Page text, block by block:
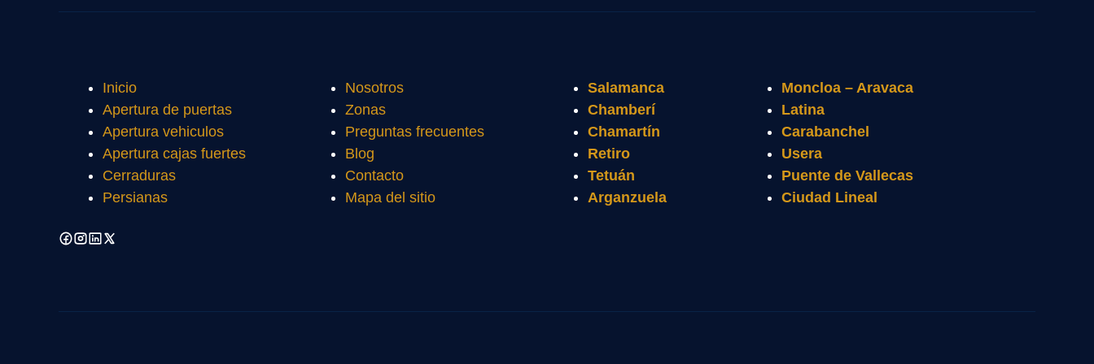
Inicio
Apertura de puertas
Apertura vehiculos
Apertura cajas fuertes
Cerraduras
Persianas
Nosotros
Zonas
Preguntas frecuentes
Blog
Contacto
Mapa del sitio
Salamanca
Chamberí
Chamartín
Retiro
Tetuán
Arganzuela
Moncloa – Aravaca
Latina
Carabanchel
Usera
Puente de Vallecas
Ciudad Lineal